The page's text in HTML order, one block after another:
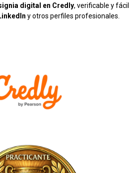
digital en Credly, verificable y fácil
y otros perfiles profesionales.